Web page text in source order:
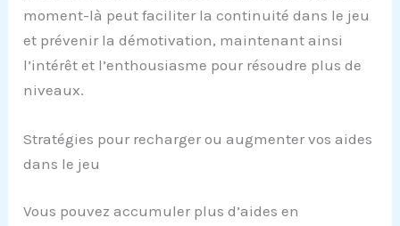
moment-là peut faciliter la continuité dans le jeu
et prévenir la démotivation, maintenant ainsi
l’intérêt et l’enthousiasme pour résoudre plus de
niveaux.
Stratégies pour recharger ou augmenter vos aides
dans le jeu
Vous pouvez accumuler plus d’aides en